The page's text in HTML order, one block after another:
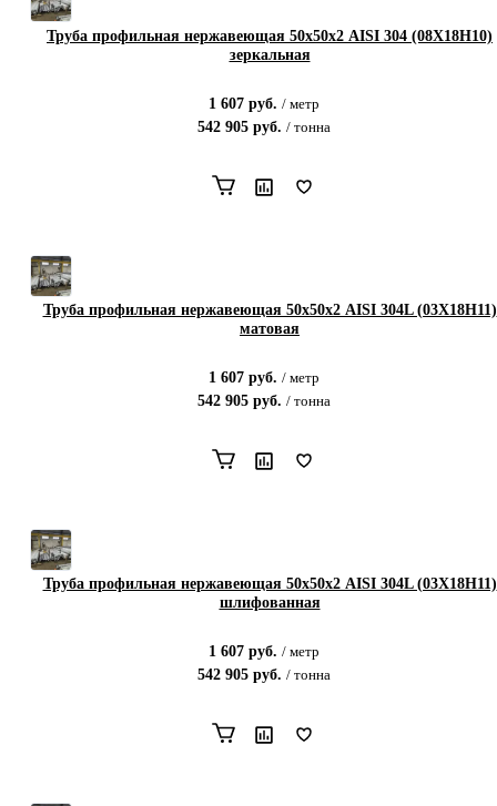
Труба профильная нержавеющая 50х50х2 AISI 304 (08Х18Н10)
зеркальная
1 607 руб. / метр
542 905 руб. / тонна
Труба профильная нержавеющая 50х50х2 AISI 304L (03Х18Н11)
матовая
1 607 руб. / метр
542 905 руб. / тонна
Труба профильная нержавеющая 50х50х2 AISI 304L (03Х18Н11)
шлифованная
1 607 руб. / метр
542 905 руб. / тонна